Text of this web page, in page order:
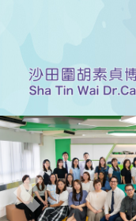
Previous